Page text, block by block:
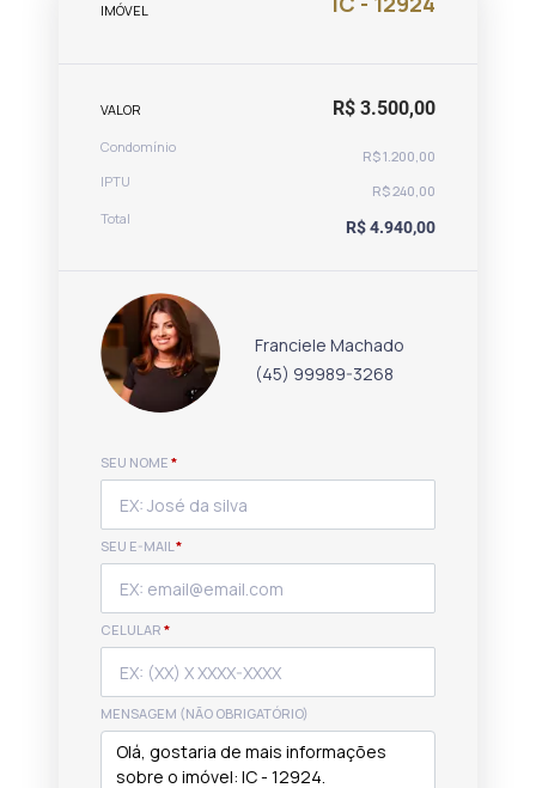
IMÓVEL
VALOR R$ 3.500,00
Condomínio
R$ 1.200,00
IPTU
R$ 240,00
Total
R$ 4.940,00
Franciele Machado
(45) 99989-3268
SEU NOME *
SEU E-MAIL*
CELULAR *
MENSAGEM (NÃO OBRIGATÓRIO)